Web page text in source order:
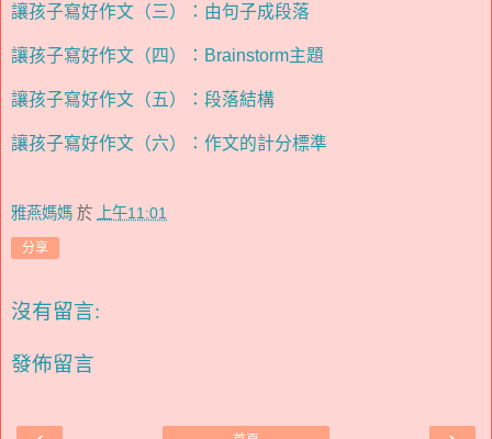
讓孩子寫好作文（三）：由句子成段落
讓孩子寫好作文（四）：Brainstorm主題
讓孩子寫好作文（五）：段落結構
讓孩子寫好作文（六）：作文的計分標準
雅燕媽媽 於 上午11:01
分享
沒有留言:
發佈留言